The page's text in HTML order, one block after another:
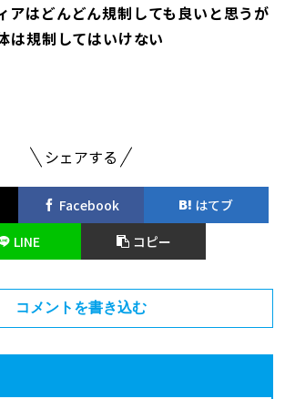
アはどんどん規制しても良いと思うが
は規制してはいけない
シェアする
Facebook
はてブ
LINE
コピー
コメントを書き込む